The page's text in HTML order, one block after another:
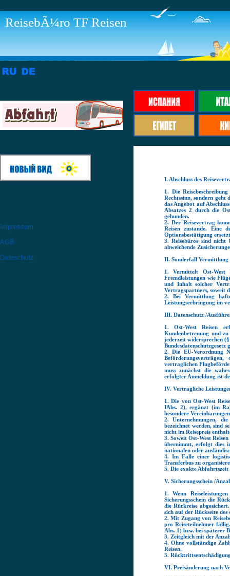
ReisebÃ¼ro TF Reisen
Impressum
AGB
Dateschutz
I. Abschluss des
1. Die
Rechtssinn, sondern
das Angebot auf
Absatzes 2 durch die
gebunden.
2. Der Reisevertrag
Reisen zustande. Eine
Optionsbestätigung
3. Reisebüros sind nicht
abweichende
II. Sonderfall Vermittlung
1. Vermittelt Ost-West
Fremdleistungen wie
und Inhalt solcher
Vertragspartners, soweit
2. Bei Vermittlung
Leistungserbringung im
III. Datenschutz /
1. Ost-West Reisen
Kundenbetreuung und
jederzeit widersprechen
2. Die EU-Verordnung
vertraglichen
muss zunächst die
erfolgter Anmeldung ist
IV. Vertragliche
1. Die von Ost-West
IAbs. 2), ergänzt (im
besondere
2. Unternehmungen,
bezeichnet werden, sind
nicht im Reisepreis
3. Soweit Ost-West
übernimmt, erfolgt dies
nationalen oder
4. Im Falle einer
Transferbus zu
5. Die exakte
V. Sicherungsschein /
1. Wenn
Sicherungsschein die
die Rückreise
sich auf der Rückseite
2. Mit Zugang von
pro Reiseteilnehmer
Abs. 1) bzw. bei späterer
3. Zeitgleich mit der
4. Ohne vollständige
Reisen.
5.
VI. Preisänderung nach